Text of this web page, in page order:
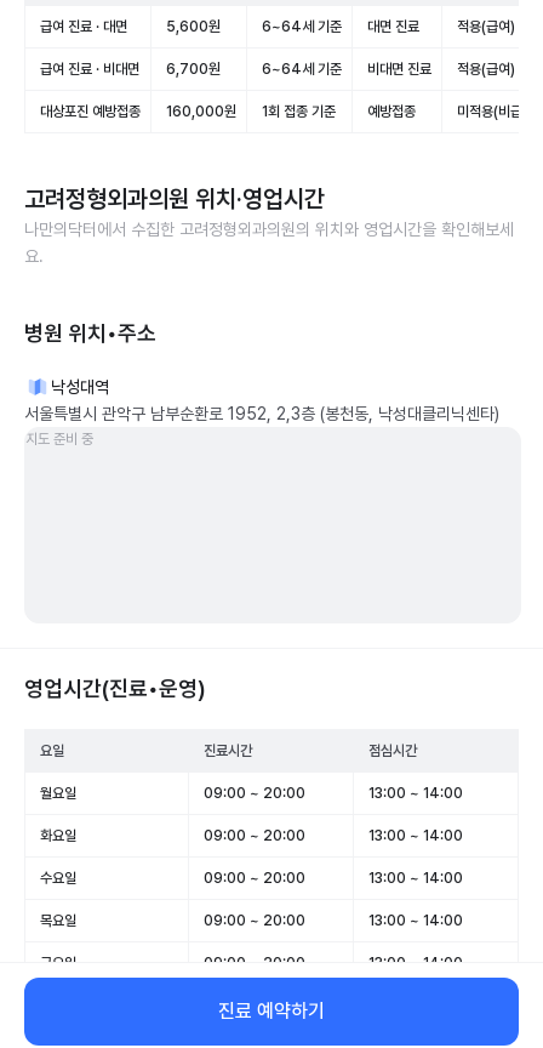
급여 진료 · 대면 5,600원 6~64세 기준 대면 진료 적용(급여)
급여 진료 · 비대면 6,700원 6~64세 기준 비대면 진료 적용(급여)
대상포진 예방접종 160,000원 1회 접종 기준 예방접종 미적용(비급여)
고려정형외과의원 위치·영업시간
나만의닥터에서 수집한 고려정형외과의원의 위치와 영업시간을 확인해보세
요.
병원 위치•주소
낙성대역
서울특별시 관악구 남부순환로 1952, 2,3층 (봉천동, 낙성대클리닉센타)
지도 준비 중
영업시간(진료•운영)
요일 진료시간 점심시간
월요일 09:00 ~ 20:00 13:00 ~ 14:00
화요일 09:00 ~ 20:00 13:00 ~ 14:00
수요일 09:00 ~ 20:00 13:00 ~ 14:00
목요일 09:00 ~ 20:00 13:00 ~ 14:00
금요일 09:00 ~ 20:00 13:00 ~ 14:00
09:00 ~ 13:00
진료 예약하기